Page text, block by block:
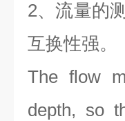
2、流量的
互换性强。
The flow
depth, so